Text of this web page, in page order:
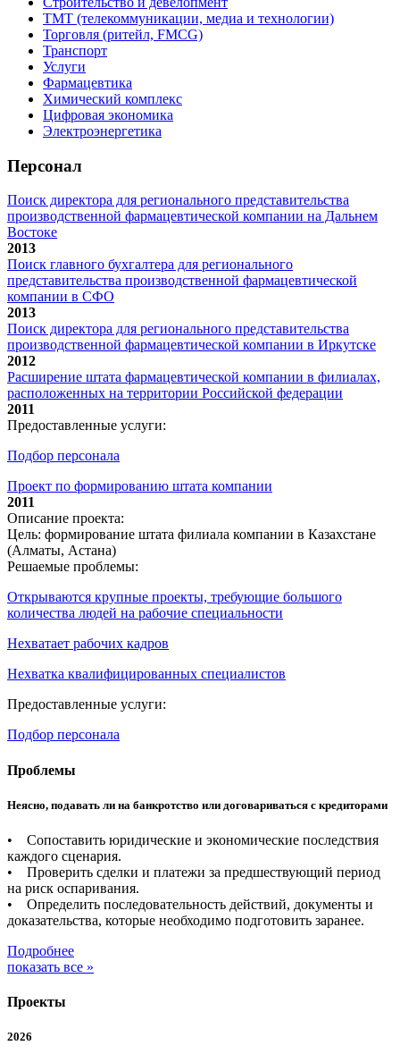
ТМТ (телекоммуникации, медиа и технологии)
Торговля (ритейл, FMCG)
Транспорт
Услуги
Фармацевтика
Химический комплекс
Цифровая экономика
Электроэнергетика
Персонал
Поиск директора для регионального представительства
производственной фармацевтической компании на Дальнем
Востоке
2013
Поиск главного бухгалтера для регионального
представительства производственной фармацевтической
компании в СФО
2013
Поиск директора для регионального представительства
производственной фармацевтической компании в Иркутске
2012
Расширение штата фармацевтической компании в филиалах,
расположенных на территории Российской федерации
2011
Предоставленные услуги:
Подбор персонала
Проект по формированию штата компании
2011
Описание проекта:
Цель: формирование штата филиала компании в Казахстане
(Алматы, Астана)
Решаемые проблемы:
Открываются крупные проекты, требующие большого
количества людей на рабочие специальности
Нехватает рабочих кадров
Нехватка квалифицированных специалистов
Предоставленные услуги:
Подбор персонала
Проблемы
Неясно, подавать ли на банкротство или договариваться с кредиторами
• Сопоставить юридические и экономические последствия
каждого сценария.
• Проверить сделки и платежи за предшествующий период
на риск оспаривания.
• Определить последовательность действий, документы и
доказательства, которые необходимо подготовить заранее.
Подробнее
показать все »
Проекты
2026